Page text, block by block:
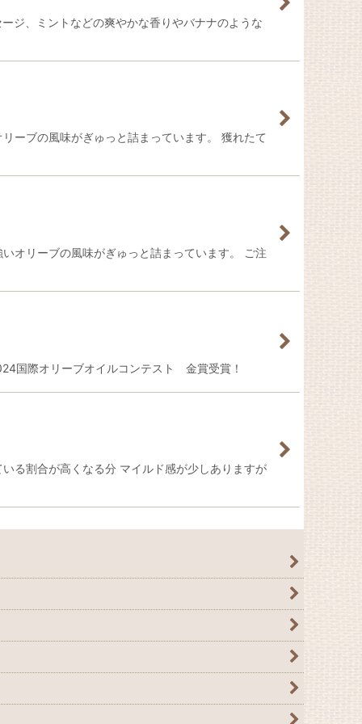
ジ、ミントなどの爽やかな香りやバナナのような
ーブの風味がぎゅっと詰まっています。 獲れたて
オリーブの風味がぎゅっと詰まっています。 ご注
国際オリーブオイルコンテスト 金賞受賞！
る割合が高くなる分 マイルド感が少しありますが